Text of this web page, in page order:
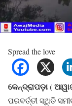
Spread the love
କେନ୍ଦ୍ରାପଡ଼ା (
ପରବର୍ତ୍ତୀ ସ୍ଥିତି